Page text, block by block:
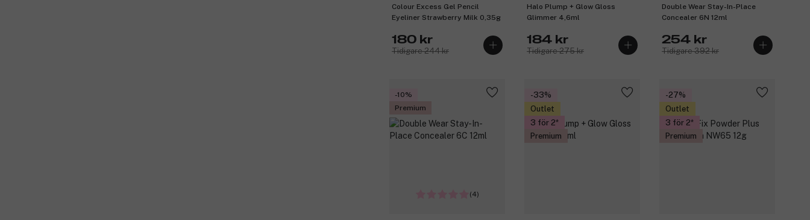
Colour Excess Gel Pencil
Eyeliner Strawberry Milk 0,35g
180 kr
Tidigare 244 kr
Halo Plump + Glow Gloss
Glimmer 4,6ml
184 kr
Tidigare 275 kr
Double Wear Stay-In-Place
Concealer 6N 12ml
254 kr
Tidigare 392 kr
-10%
Premium
(4)
-33%
Outlet
3 för 2
Premium
-27%
Outlet
3 för 2
Premium